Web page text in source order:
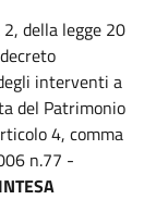
della legge 20
interventi a
del Patrimonio
4, comma
n.77 -